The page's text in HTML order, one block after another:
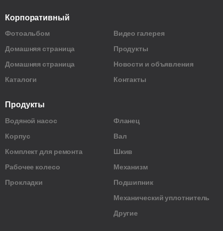
Корпоративный
Фотоальбом
Домашняя страница
Домашняя страница
Каталоги
Видео галерея
Продукты
Новости и объявления
Контакты
Продукты
Водяной насос
Корпус
Комплект для ремонта
Рабочее колесо
Прокладки
Фланец
Вал
Шкив
Механизм
Подшипник
Механический уплотнитель
Другие